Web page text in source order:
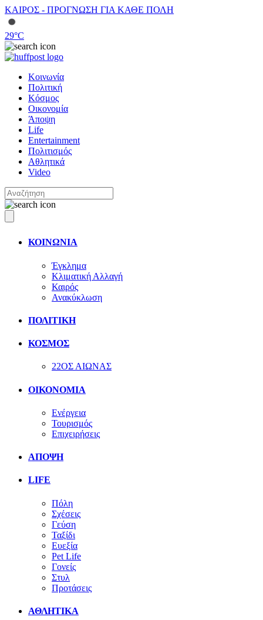
ΚΑΙΡΟΣ - ΠΡΟΓΝΩΣΗ ΓΙΑ ΚΑΘΕ ΠΟΛΗ
29°C
Κοινωνία
Πολιτική
Κόσμος
Οικονομία
Άποψη
Life
Entertainment
Πολιτισμός
Αθλητικά
Video
ΚΟΙΝΩΝΙΑ
Έγκλημα
Κλιματική Αλλαγή
Καιρός
Ανακύκλωση
ΠΟΛΙΤΙΚΗ
ΚΟΣΜΟΣ
22ΟΣ ΑΙΩΝΑΣ
ΟΙΚΟΝΟΜΙΑ
Ενέργεια
Τουρισμός
Επιχειρήσεις
ΑΠΟΨΗ
LIFE
Πόλη
Σχέσεις
Γεύση
Ταξίδι
Ευεξία
Pet Life
Γονείς
Στυλ
Προτάσεις
ΑΘΛΗΤΙΚΑ